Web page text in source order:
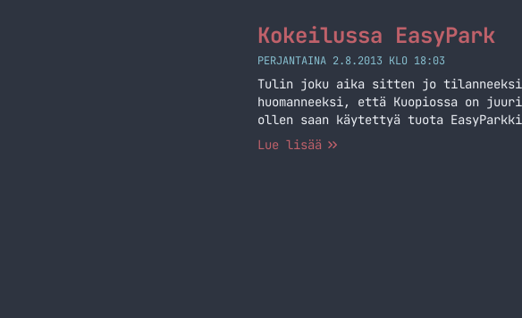
Kokeilussa EasyPark
PERJANTAINA 2.8.2013 KLO 18:03
Tulin joku aika sitten jo
huomanneeksi, että Kuopiossa on
ollen saan käytettyä tuota
tuleekin käytyä suhteellisen usein,
Lue lisää